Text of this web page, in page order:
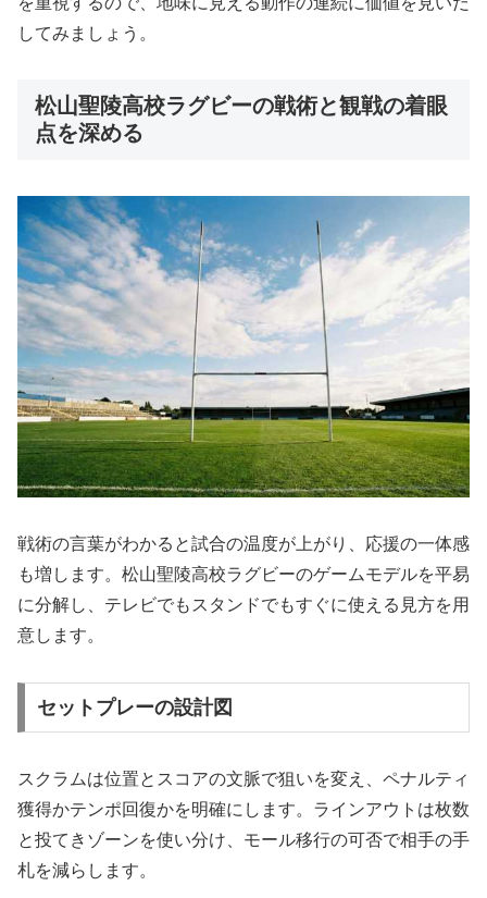
してみましょう。
松山聖陵高校ラグビーの戦術と観戦の着眼
点を深める
戦術の言葉がわかると試合の温度が上がり、応援の一体感
も増します。松山聖陵高校ラグビーのゲームモデルを平易
に分解し、テレビでもスタンドでもすぐに使える見方を用
意します。
セットプレーの設計図
スクラムは位置とスコアの文脈で狙いを変え、ペナルティ
獲得かテンポ回復かを明確にします。ラインアウトは枚数
と投てきゾーンを使い分け、モール移行の可否で相手の手
札を減らします。